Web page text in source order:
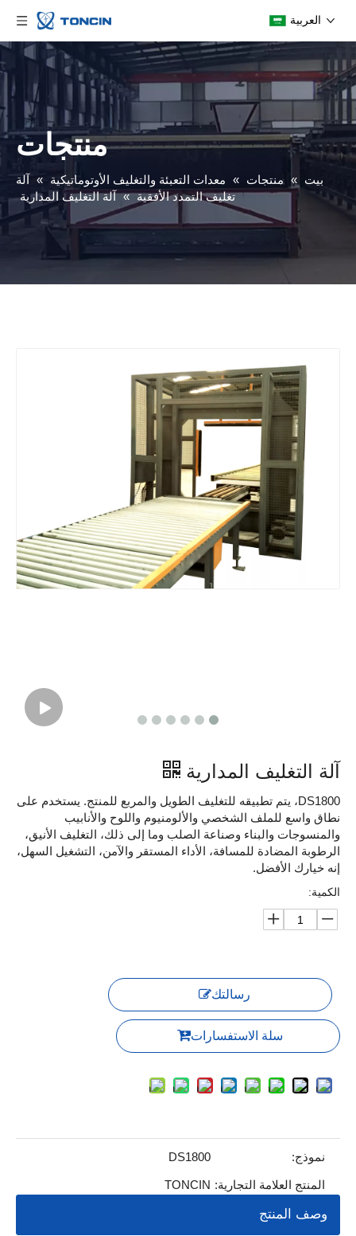
العربية
منتجات
بيت » منتجات » معدات التعبئة والتغليف الأوتوماتيكية » آلة
تغليف التمدد الأفقية » آلة التغليف المدارية
آلة التغليف المدارية
DS1800، يتم تطبيقه للتغليف الطويل والمربع للمنتج. يستخدم على
نطاق واسع للملف الشخصي والألومنيوم واللوح والأنابيب
والمنسوجات والبناء وصناعة الصلب وما إلى ذلك، التغليف الأنيق،
الرطوبة المضادة للمسافة، الأداء المستقر والآمن، التشغيل السهل،
إنه خيارك الأفضل.
الكمية:
رسالتك
سلة الاستفسارات
نموذج: DS1800
المنتج العلامة التجارية: TONCIN
وصف المنتج